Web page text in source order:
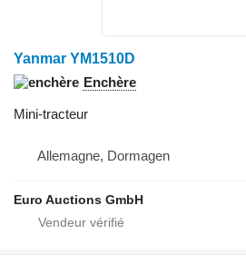
Yanmar YM1510D
Enchère
Mini-tracteur
Allemagne, Dormagen
Euro Auctions GmbH